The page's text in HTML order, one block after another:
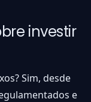
investir
Sim, desde
e